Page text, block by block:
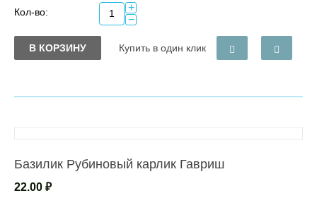
Кол-во:
+
−
В КОРЗИНУ Купить в один клик
Базилик Рубиновый карлик Гавриш
22.00 ₽